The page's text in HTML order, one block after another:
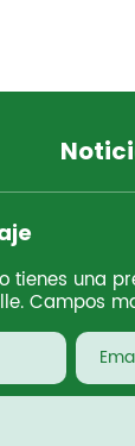
tienes una
Campos